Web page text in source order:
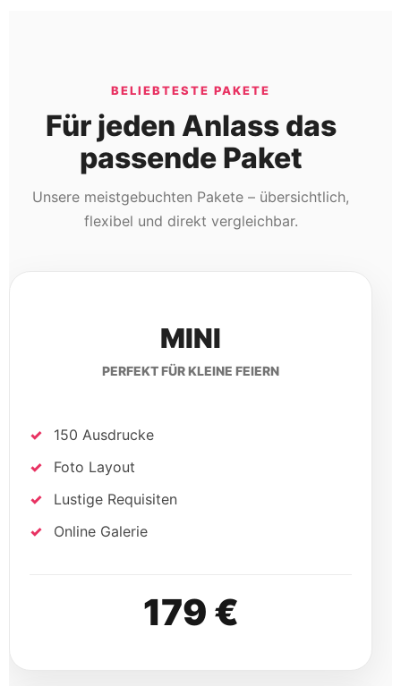
BELIEBTESTE PAKETE
Für jeden Anlass das
passende Paket
Unsere meistgebuchten Pakete – übersichtlich,
flexibel und direkt vergleichbar.
MINI
PERFEKT FÜR KLEINE FEIERN
150 Ausdrucke
Foto Layout
Lustige Requisiten
Online Galerie
179 €